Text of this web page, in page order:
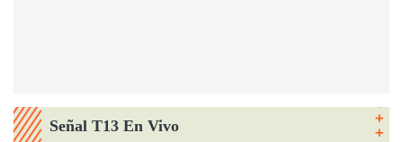
Señal T13 En Vivo